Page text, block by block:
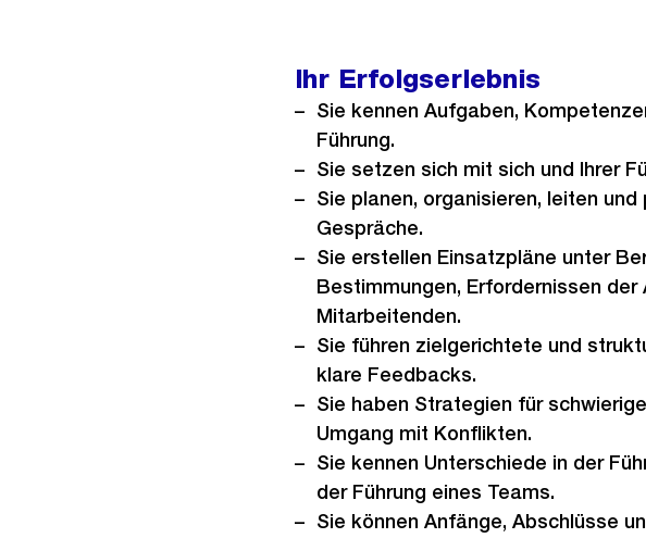
Ihr Erfolgserlebnis
Sie kennen Aufgaben,
Führung.
Sie setzen sich mit sich und Ihrer
Sie planen, organisieren, leiten
Gespräche.
Sie erstellen Einsatzpläne unter
Bestimmungen, Erfordernissen
Mitarbeitenden.
Sie führen zielgerichtete und
klare Feedbacks.
Sie haben Strategien für
Umgang mit Konflikten.
Sie kennen Unterschiede in der
der Führung eines Teams.
Sie können Anfänge, Abschlüsse